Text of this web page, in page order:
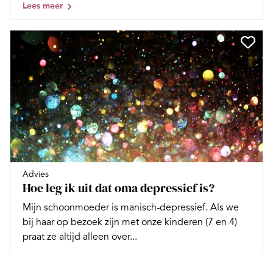
Lees meer
Advies
Hoe leg ik uit dat oma depressief is?
Mijn schoonmoeder is manisch-depressief. Als we
bij haar op bezoek zijn met onze kinderen (7 en 4)
praat ze altijd alleen over...